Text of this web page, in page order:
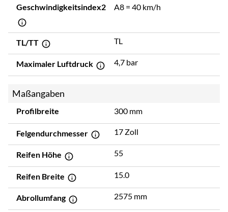
Geschwindigkeitsindex2 A8 = 40 km/h
TL/TT TL
Maximaler Luftdruck 4,7 bar
Maßangaben
Profilbreite 300 mm
Felgendurchmesser 17 Zoll
Reifen Höhe 55
Reifen Breite 15.0
Abrollumfang 2575 mm